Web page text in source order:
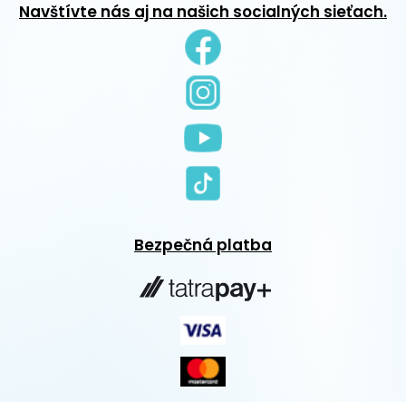
Navštívte nás aj na našich socialných sieťach.
Bezpečná platba